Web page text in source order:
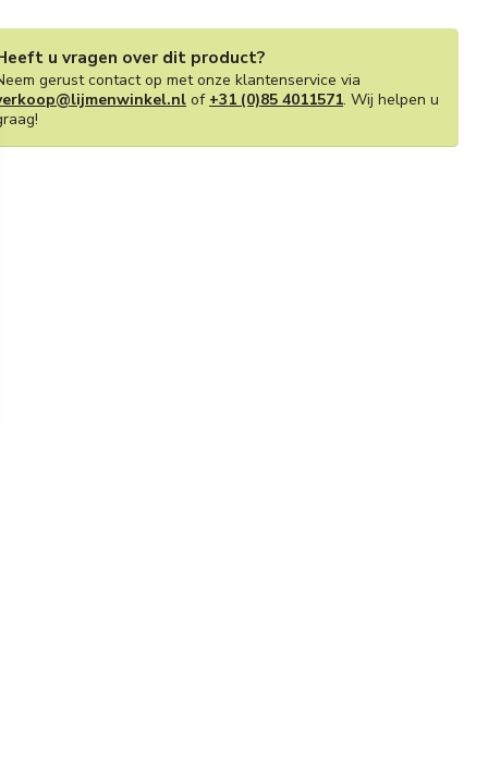
u vragen over dit product?
gerust contact op met onze klantenservice via
of +31 (0)85 4011571. Wij helpen u